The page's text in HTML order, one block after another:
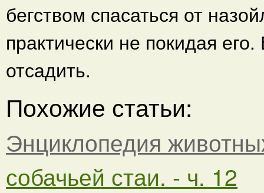
бегством спасаться от
практически не покидая
отсадить.
Похожие статьи:
Энциклопедия
собачьей стаи. - ч. 12